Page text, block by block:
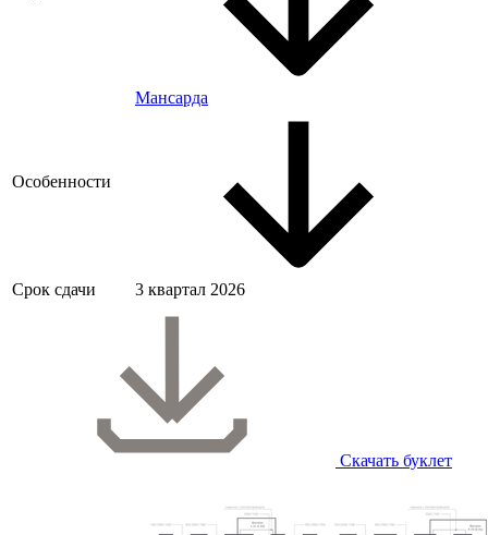
Особенности
Мансарда
Срок сдачи 3 квартал 2026
Скачать буклет